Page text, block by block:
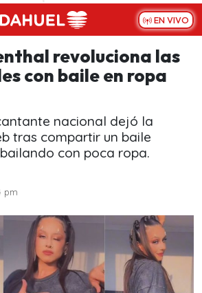
EN VIVO
revoluciona las
con baile en ropa
nacional dejó la
tras compartir un baile
con poca ropa.
pm